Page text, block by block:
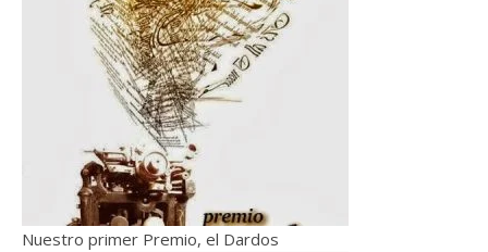
Nuestro primer Premio, el Dardos